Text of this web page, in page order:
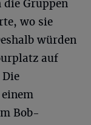
Gruppen
wo sie
würden
auf
Bob-